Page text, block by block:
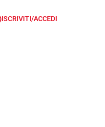
ISCRIVITI/ACCEDI